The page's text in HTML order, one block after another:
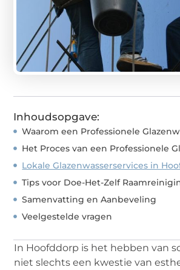
Inhoudsopgave:
Waarom een Professionele
Het Proces van een Professionele
Lokale Glazenwasserservices in
Tips voor Doe-Het-Zelf
Samenvatting en Aanbeveling
Veelgestelde vragen
In Hoofddorp is het hebben van
niet slechts een kwestie van